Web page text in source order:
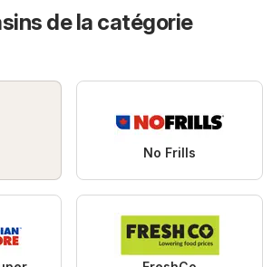
de la catégorie
No Frills